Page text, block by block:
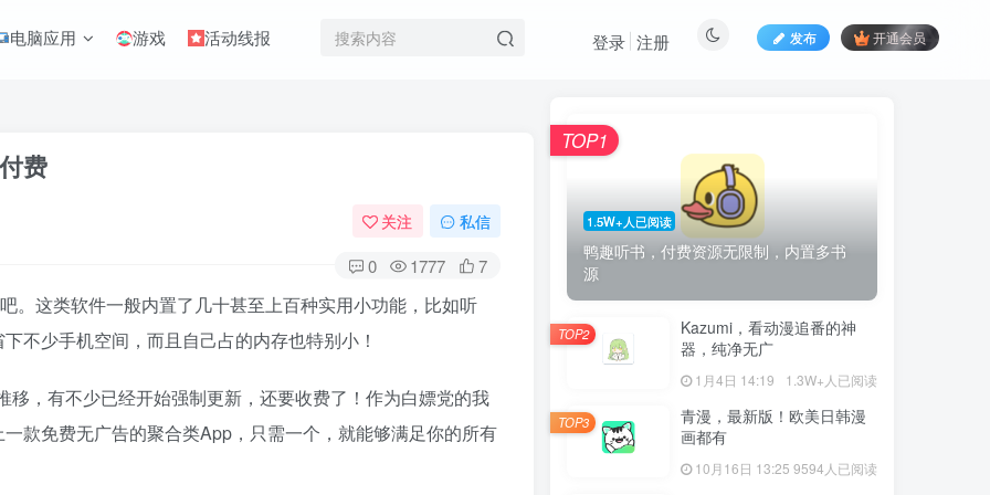
电脑应用 游戏 活动线报 发布 开通会员
登录 注册
费
关注 私信
0 1777 7
。这类软件一般内置了几十甚至上百种实用小功能，比如听
不少手机空间，而且自己占的内存也特别小！
，有不少已经开始强制更新，还要收费了！作为白嫖党的我
款免费无广告的聚合类App，只需一个，就能够满足你的所有
1.5W+人已阅读
鸭趣听书，付费资源无限制，内置多书
源
TOP1
Kazumi，看动漫追番的神
器，纯净无广
1月4日 14:19 1.3W+人已阅读
TOP2
青漫，最新版！欧美日韩漫
画都有
10月16日 13:25 9594人已阅读
TOP3